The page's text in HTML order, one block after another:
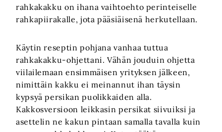
rahkakakku on ihana vaihtoehto perinteiselle
rahkapiirakalle, jota pääsiäisenä herkutellaan.
Käytin reseptin pohjana vanhaa tuttua
rahkakakku-ohjettani. Vähän jouduin ohjetta
viilailemaan ensimmäisen yrityksen jälkeen,
nimittäin kakku ei meinannut ihan täysin
kypsyä persikan puolikkaiden alla.
Kakkosversioon leikkasin persikat siivuiksi ja
asettelin ne kakun pintaan samalla tavalla kuin